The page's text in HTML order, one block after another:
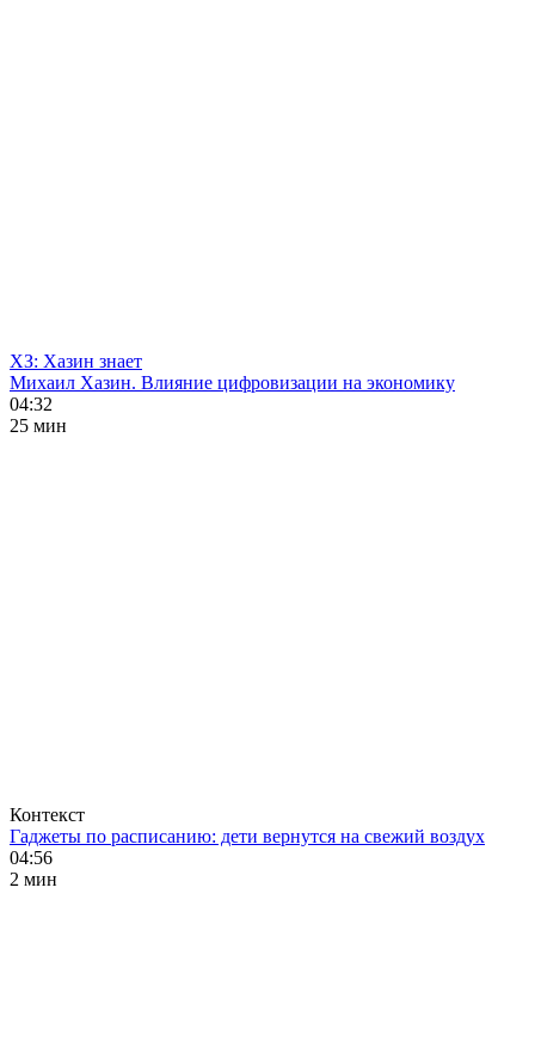
ХЗ: Хазин знает
Михаил Хазин. Влияние цифровизации на экономику
04:32
25 мин
Контекст
Гаджеты по расписанию: дети вернутся на свежий воздух
04:56
2 мин